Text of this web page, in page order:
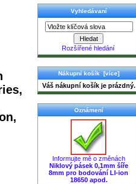
Vyhledávaní
Rozšířené hledání
Nákupní košík [více]
Váš nákupní košík je prázdný.
Oznámení
Informujte mě o změnách
Niklový pásek 0,1mm šíře
8mm pro bodování LI-ion
18650 apod.